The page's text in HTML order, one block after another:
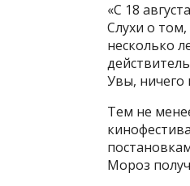
«С 18
Слухи о
несколько
Увы, ничего
Тем не
Мороз